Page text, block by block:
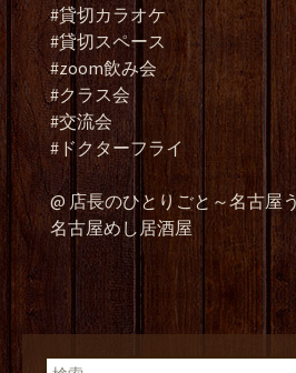
#貸切カラオケ
#貸切スペース
#zoom飲み会
#クラス会
#交流会
#ドクターフライ
@ 店長のひとりごと～名古屋
名古屋めし居酒屋
検索: